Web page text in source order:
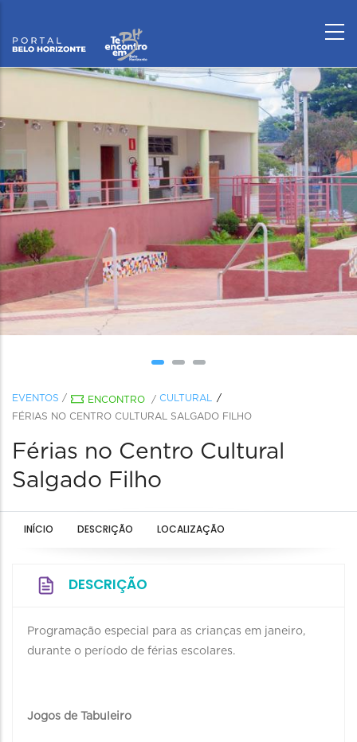
EVENTOS / ENCONTRO / CULTURAL
FÉRIAS NO CENTRO CULTURAL SALGADO FILHO
Férias no Centro Cultural
Salgado Filho
INÍCIO DESCRIÇÃO LOCALIZAÇÃO
DESCRIÇÃO
Programação especial para as crianças em janeiro,
durante o período de férias escolares.
Jogos de Tabuleiro